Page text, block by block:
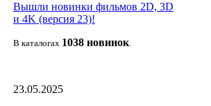
Вышли новинки фильмов 2D, 3D
и 4K (версия 23)!
В каталогах 1038 новинок.
23.05.2025